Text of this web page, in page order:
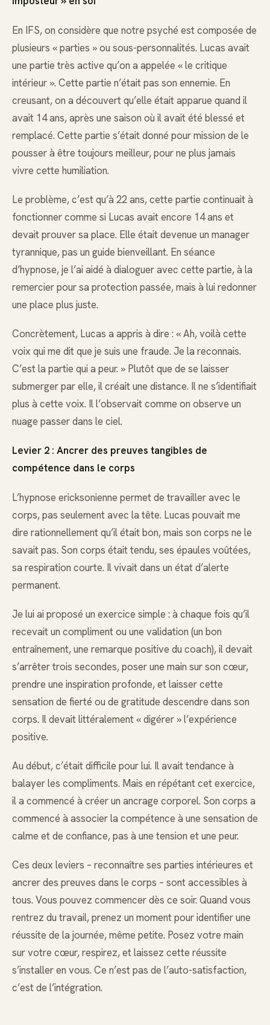
En IFS, on considère que notre psyché est composée de
plusieurs « parties » ou sous-personnalités. Lucas avait
une partie très active qu’on a appelée « le critique
intérieur ». Cette partie n’était pas son ennemie. En
creusant, on a découvert qu’elle était apparue quand il
avait 14 ans, après une saison où il avait été blessé et
remplacé. Cette partie s’était donné pour mission de le
pousser à être toujours meilleur, pour ne plus jamais
vivre cette humiliation.
Le problème, c’est qu’à 22 ans, cette partie continuait à
fonctionner comme si Lucas avait encore 14 ans et
devait prouver sa place. Elle était devenue un manager
tyrannique, pas un guide bienveillant. En séance
d’hypnose, je l’ai aidé à dialoguer avec cette partie, à la
remercier pour sa protection passée, mais à lui redonner
une place plus juste.
Concrètement, Lucas a appris à dire : « Ah, voilà cette
voix qui me dit que je suis une fraude. Je la reconnais.
C’est la partie qui a peur. » Plutôt que de se laisser
submerger par elle, il créait une distance. Il ne s’identifiait
plus à cette voix. Il l’observait comme on observe un
nuage passer dans le ciel.
Levier 2 : Ancrer des preuves tangibles de
compétence dans le corps
L’hypnose ericksonienne permet de travailler avec le
corps, pas seulement avec la tête. Lucas pouvait me
dire rationnellement qu’il était bon, mais son corps ne le
savait pas. Son corps était tendu, ses épaules voûtées,
sa respiration courte. Il vivait dans un état d’alerte
permanent.
Je lui ai proposé un exercice simple : à chaque fois qu’il
recevait un compliment ou une validation (un bon
entraînement, une remarque positive du coach), il devait
s’arrêter trois secondes, poser une main sur son cœur,
prendre une inspiration profonde, et laisser cette
sensation de fierté ou de gratitude descendre dans son
corps. Il devait littéralement « digérer » l’expérience
positive.
Au début, c’était difficile pour lui. Il avait tendance à
balayer les compliments. Mais en répétant cet exercice,
il a commencé à créer un ancrage corporel. Son corps a
commencé à associer la compétence à une sensation de
calme et de confiance, pas à une tension et une peur.
Ces deux leviers – reconnaître ses parties intérieures et
ancrer des preuves dans le corps – sont accessibles à
tous. Vous pouvez commencer dès ce soir. Quand vous
rentrez du travail, prenez un moment pour identifier une
réussite de la journée, même petite. Posez votre main
sur votre cœur, respirez, et laissez cette réussite
s’installer en vous. Ce n’est pas de l’auto-satisfaction,
c’est de l’intégration.